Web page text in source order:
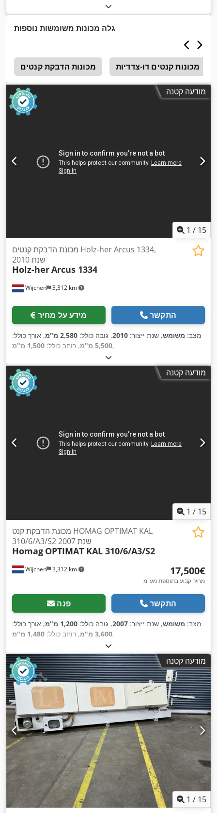
גלה מכונות משומשות נוספות
מכונות הדבקת קנטים מכונות קנטים דו-צדדיות
מודעה קטנה
1 / 15
Wijchen 3,312 km
מכונת הדבקת קנטים Holz-her Arcus 1334,
שנת 2010
Holz-herArcus 1334
מידע על מחיר התקשר
מצב: משומש, שנת ייצור: 2010, גובה כולל: 2,580 מ"מ
, אורך כולל:
5,500 מ"מ
, רוחב כולל: 1,500 מ"מ ,
מודעה קטנה
1 / 15
Wijchen 3,312 km
מכונת הדבקת קנט HOMAG OPTIMAT KAL
310/6/A3/S2 שנת 2007
Homag OPTIMAT KAL 310/6/A3/S2
‏17,500 ‏€
מחיר קבוע בתוספת מע"מ
פנה התקשר
מצב: משומש, שנת ייצור: 2007, גובה כולל: 1,200 מ"מ
, אורך כולל:
3,600 מ"מ
, רוחב כולל: 1,480 מ"מ ,
מודעה קטנה
1 / 15